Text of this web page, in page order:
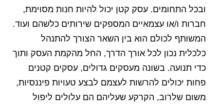
ובכל התחומים. עסק קטן יכול להיות חנות מסוימת,
חברות ו/או עצמאיים המספקים שירותים כלשהם ועוד.
המשותף לכולם הוא בין השאר הצורך להתנהל
כלכלית נכון לכל אורך הדרך, החל מהקמת העסק ותוך
כדי תנועה. בשונה מעסקים גדולים, עסקים קטנים
פחות יכולים להרשות לעצמם לבצע טעויות פיננסיות,
משום שלרוב, הקרקע שעליהם הם עלולים ליפול